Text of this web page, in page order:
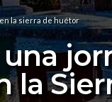
la sierra de huétor
la